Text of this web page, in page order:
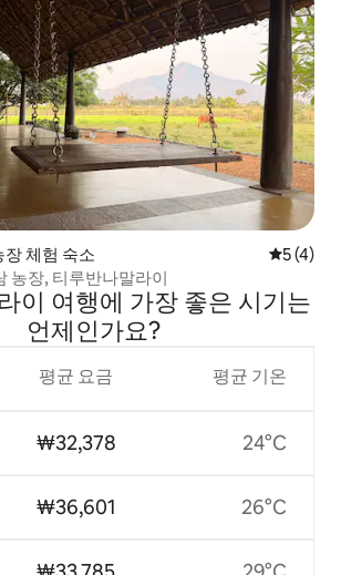
체험 숙소 평점 5점
5 (4)
농장, 티루반나말라이
이 여행에 가장 좋은 시기는
언제인가요?
평균 요금
₩32,378
₩36,601
평균 기온
24°C
26°C